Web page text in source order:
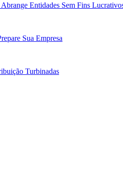
Entidades Sem Fins
Sua Empresa
Turbinadas